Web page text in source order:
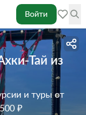
Войти
Тай из
и туры от
₽